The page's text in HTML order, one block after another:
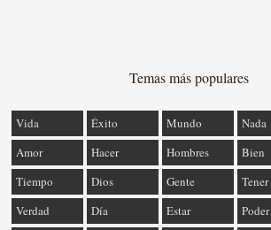
Temas más populares
Vida Éxito Mundo
Nada
Amor
Hacer Hombres
Bien
Tiempo
Dios Gente
Tener
Verdad
Día Estar Poder